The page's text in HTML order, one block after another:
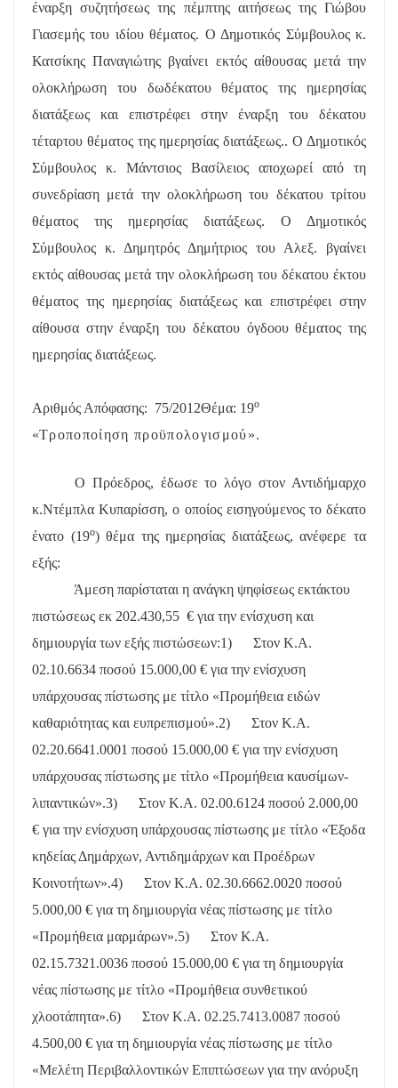
έναρξη συζητήσεως της πέμπτης αιτήσεως της Γιώβου
Γιασεμής του ιδίου θέματος. Ο Δημοτικός Σύμβουλος κ.
Κατσίκης Παναγιώτης βγαίνει εκτός αίθουσας μετά την
ολοκλήρωση του δωδέκατου θέματος της ημερησίας
διατάξεως και επιστρέφει στην έναρξη του δέκατου
τέταρτου θέματος της ημερησίας διατάξεως.. Ο Δημοτικός
Σύμβουλος κ. Μάντσιος Βασίλειος αποχωρεί από τη
συνεδρίαση μετά την ολοκλήρωση του δέκατου τρίτου
θέματος της ημερησίας διατάξεως. Ο Δημοτικός
Σύμβουλος κ. Δημητρός Δημήτριος του Αλεξ. βγαίνει
εκτός αίθουσας μετά την ολοκλήρωση του δέκατου έκτου
θέματος της ημερησίας διατάξεως και επιστρέφει στην
αίθουσα στην έναρξη του δέκατου όγδοου θέματος της
ημερησίας διατάξεως.
Αριθμός Απόφασης: 75/2012Θέμα: 19ο
«Τροποποίηση προϋπολογισμού».
Ο Πρόεδρος, έδωσε το λόγο στον Αντιδήμαρχο
κ.Ντέμπλα Κυπαρίσση, ο οποίος εισηγούμενος το δέκατο
ένατο (19ο) θέμα της ημερησίας διατάξεως, ανέφερε τα
εξής:
Άμεση παρίσταται η ανάγκη ψηφίσεως εκτάκτου
πιστώσεως εκ 202.430,55 € για την ενίσχυση και
δημιουργία των εξής πιστώσεων:1)
Στον Κ.Α.
02.10.6634 ποσού 15.000,00 € για την ενίσχυση
υπάρχουσας πίστωσης με τίτλο «Προμήθεια ειδών
καθαριότητας και ευπρεπισμού».2)
Στον Κ.Α.
02.20.6641.0001 ποσού 15.000,00 € για την ενίσχυση
υπάρχουσας πίστωσης με τίτλο «Προμήθεια καυσίμων-
λιπαντικών».3)
Στον Κ.Α. 02.00.6124 ποσού 2.000,00
€ για την ενίσχυση υπάρχουσας πίστωσης με τίτλο «Έξοδα
κηδείας Δημάρχων, Αντιδημάρχων και Προέδρων
Κοινοτήτων».4)
Στον Κ.Α. 02.30.6662.0020 ποσού
5.000,00 € για τη δημιουργία νέας πίστωσης με τίτλο
«Προμήθεια μαρμάρων».5)
Στον Κ.Α.
02.15.7321.0036 ποσού 15.000,00 € για τη δημιουργία
νέας πίστωσης με τίτλο «Προμήθεια συνθετικού
χλοοτάπητα».6)
Στον Κ.Α. 02.25.7413.0087 ποσού
4.500,00 € για τη δημιουργία νέας πίστωσης με τίτλο
«Μελέτη Περιβαλλοντικών Επιπτώσεων για την ανόρυξη